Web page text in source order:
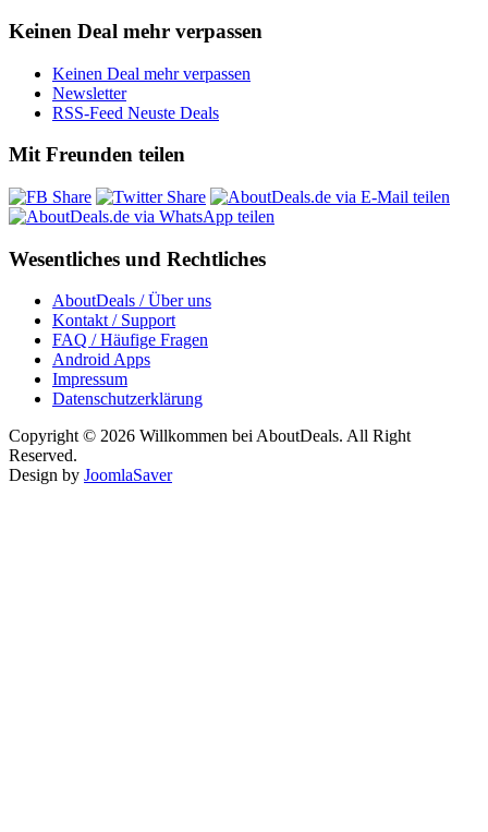
Keinen Deal mehr verpassen
Keinen Deal mehr verpassen
Newsletter
RSS-Feed Neuste Deals
Mit Freunden teilen
Wesentliches und Rechtliches
AboutDeals / Über uns
Kontakt / Support
FAQ / Häufige Fragen
Android Apps
Impressum
Datenschutzerklärung
Copyright © 2026 Willkommen bei AboutDeals. All Right
Reserved.
Design by JoomlaSaver